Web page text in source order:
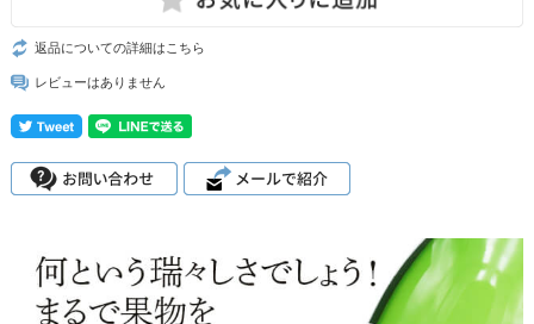
返品についての詳細はこちら
レビューはありません